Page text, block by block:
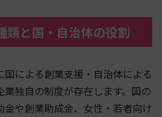
類と国・自治体の役割
による創業支援・自治体による
独自の制度が存在します。国の
や創業助成金、女性・若者向け